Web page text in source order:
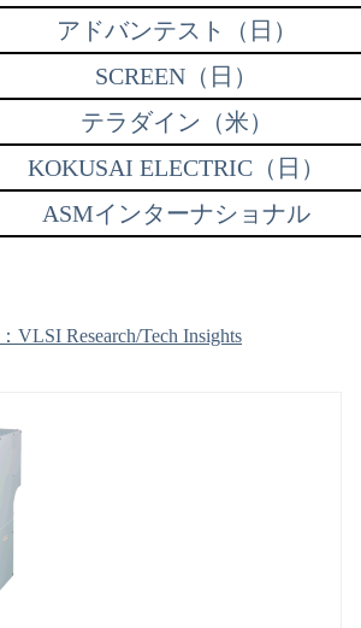
アドバンテスト（日）
SCREEN（日）
テラダイン（米）
KOKUSAI ELECTRIC（日）
ASMインターナショナル
VLSI Research/Tech Insights